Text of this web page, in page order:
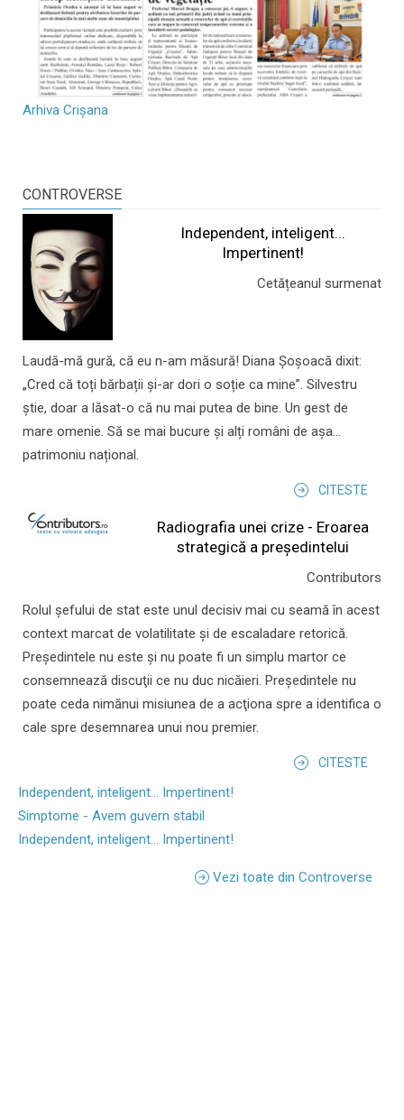
Arhiva Crișana
CONTROVERSE
Independent, inteligent...
Impertinent!
Cetățeanul surmenat
Laudă-mă gură, că eu n-am măsură! Diana Șoșoacă dixit:
„Cred că toți bărbații și-ar dori o soție ca mine”. Silvestru
știe, doar a lăsat-o că nu mai putea de bine. Un gest de
mare omenie. Să se mai bucure și alți români de așa...
patrimoniu național.
CITESTE
Radiografia unei crize - Eroarea
strategică a președintelui
Contributors
Rolul şefului de stat este unul decisiv mai cu seamă în acest
context marcat de volatilitate şi de escaladare retorică.
Preşedintele nu este şi nu poate fi un simplu martor ce
consemnează discuţii ce nu duc nicăieri. Preşedintele nu
poate ceda nimănui misiunea de a acţiona spre a identifica o
cale spre desemnarea unui nou premier.
CITESTE
Independent, inteligent... Impertinent!
Simptome - Avem guvern stabil
Independent, inteligent... Impertinent!
Vezi toate din Controverse